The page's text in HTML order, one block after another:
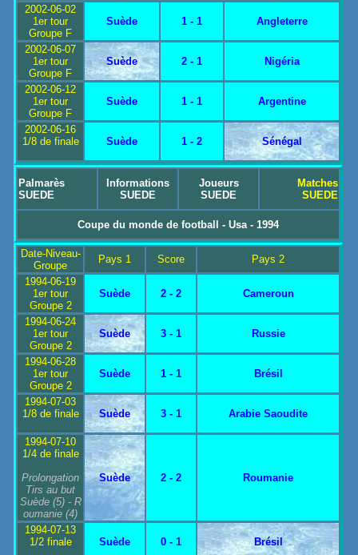
2002-06-02
1er tour
Groupe F
Suède 1 - 1 Angleterre
2002-06-07
1er tour
Groupe F
Suède 2 - 1 Nigéria
2002-06-12
1er tour
Groupe F
Suède 1 - 1 Argentine
2002-06-16
1/8 de finale
Suède 1 - 2 Sénégal
Palmarès
SUEDE
Informations
SUEDE
Joueurs
SUEDE
Matches
SUEDE
Coupe du monde de football - Usa - 1994
Date-Niveau-
Groupe
Pays 1 Score
Pays 2
1994-06-19
1er tour
Groupe 2
Suède 2 - 2 Cameroun
1994-06-24
1er tour
Groupe 2
Suède 3 - 1 Russie
1994-06-28
1er tour
Groupe 2
Suède 1 - 1 Brésil
1994-07-03
1/8 de finale
Suède 3 - 1 Arabie Saoudite
1994-07-10
1/4 de finale
Prolongation
Tirs au but
Suède(5) - R
oumanie (4)
Suède 2 - 2 Roumanie
1994-07-13
1/2 finale
Suède 0 - 1 Brésil